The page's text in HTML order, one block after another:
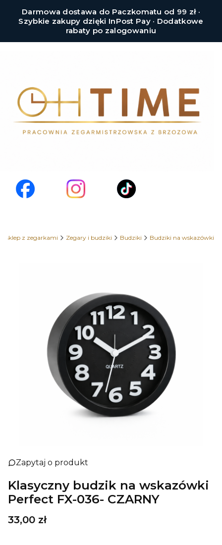
Darmowa dostawa do Paczkomatu od 99 zł ·
Szybkie zakupy dzięki InPost Pay · Dodatkowe
rabaty po zalogowaniu
sklep z zegarkami Zegary i budziki Budziki Budziki na wskazówki
Zapytaj o produkt
Klasyczny budzik na wskazówki
Perfect FX-036- CZARNY
Cena
33,00 zł